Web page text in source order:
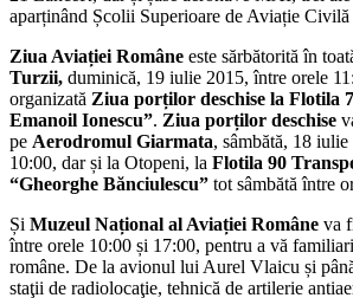
aparținând Școlii Superioare de Aviație
Ziua Aviației Române este sărbătorită în
Turzii, duminică, 19 iulie 2015, între orele
organizată Ziua porților deschise la Flotila
Emanoil Ionescu”. Ziua porților deschise
pe Aerodromul Giarmata, sâmbătă, 18
10:00, dar și la Otopeni, la Flotila 90
“Gheorghe Bănciulescu” tot sâmbătă între
Și Muzeul Național al Aviației Române va
între orele 10:00 și 17:00, pentru a vă
române. De la avionul lui Aurel Vlaicu și
staţii de radiolocaţie, tehnică de artilerie